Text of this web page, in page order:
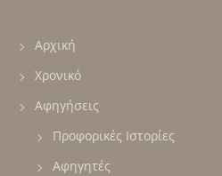
Αρχική
Χρονικό
Αφηγήσεις
Προφορικές Ιστορίες
Αφηγητές